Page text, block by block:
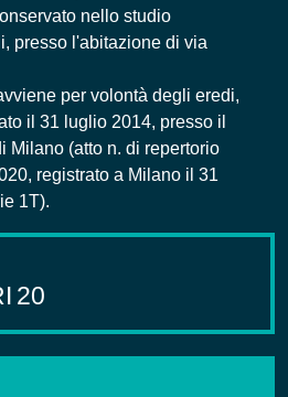
nello studio
presso l'abitazione di via
per volontà degli eredi,
il 31 luglio 2014, presso il
Milano (atto n. di repertorio
registrato a Milano il 31
1T).
20